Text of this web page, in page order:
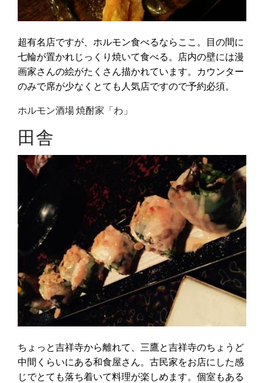
超有名店ですが、ホルモン食べるならここ。目の間に
七輪が置かれじっくり焼いて食べる。店内の壁には漫
画家さんの絵がたくさん描かれています。カウンター
のみで席が少なくとても人気店ですので予約必須。
ホルモン酒場 焼酎家「わ」
田舎
ちょっと吉祥寺から離れて、三鷹と吉祥寺のちょうど
中間くらいにある和食屋さん。古民家をお店にした感
じでとても落ち着いて料理が楽しめます。個室もある